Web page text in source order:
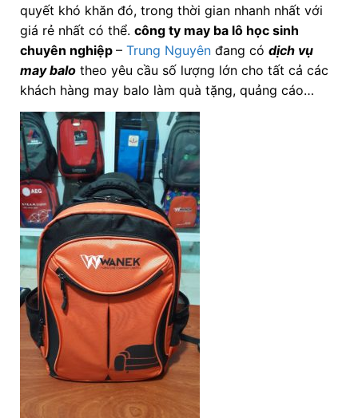
quyết khó khăn đó, trong thời gian nhanh nhất với
giá rẻ nhất có thể. công ty may ba lô học sinh
chuyên nghiệp – Trung Nguyênđang có dịch vụ
may balotheo yêu cầu số lượng lớn cho tất cả các
khách hàng may balo làm quà tặng, quảng cáo…